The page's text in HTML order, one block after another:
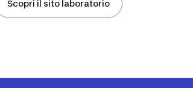
Scopri il sito laboratorio